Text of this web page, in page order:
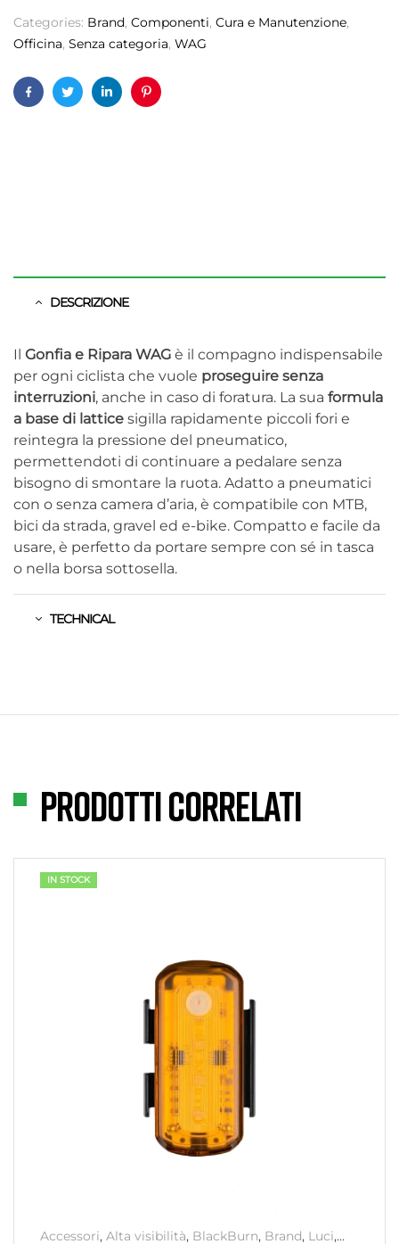
Categories: Brand, Componenti, Cura e Manutenzione,
Officina, Senza categoria, WAG
FacebookTwitterLinkedinPinterest
DESCRIZIONE
Il Gonfia e Ripara WAG è il compagno indispensabile
per ogni ciclista che vuole proseguire senza
interruzioni, anche in caso di foratura. La sua formula
a base di lattice sigilla rapidamente piccoli fori e
reintegra la pressione del pneumatico,
permettendoti di continuare a pedalare senza
bisogno di smontare la ruota. Adatto a pneumatici
con o senza camera d’aria, è compatibile con MTB,
bici da strada, gravel ed e-bike. Compatto e facile da
usare, è perfetto da portare sempre con sé in tasca
o nella borsa sottosella.
TECHNICAL
Prodotti correlati
IN STOCK
Accessori, Alta visibilità, BlackBurn, Brand, Luci,